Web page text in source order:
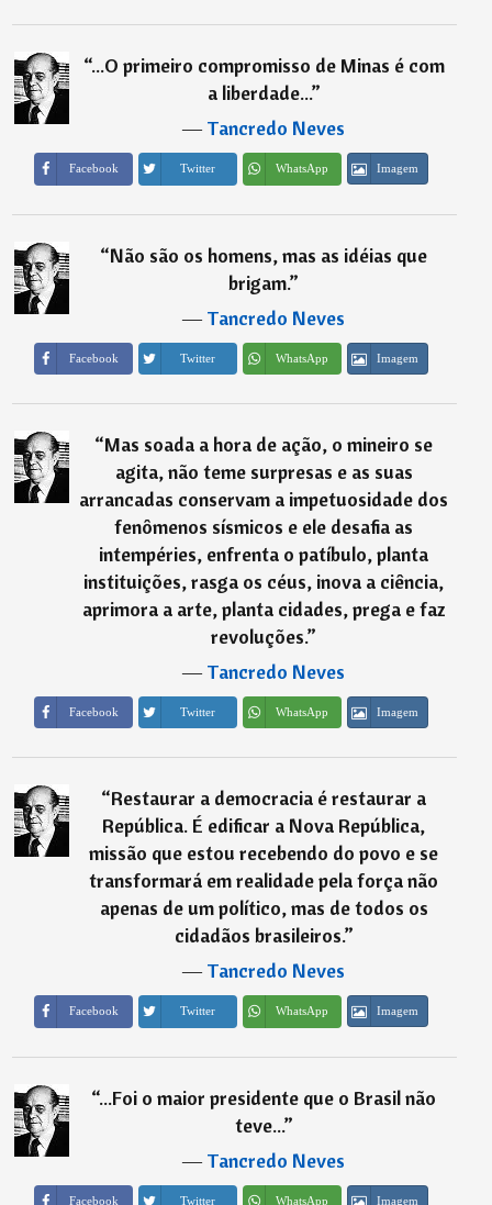
“...O primeiro compromisso de Minas é com
a liberdade...”
―Tancredo Neves
Facebook Twitter WhatsApp Imagem
“Não são os homens, mas as idéias que
brigam.”
―Tancredo Neves
Facebook Twitter WhatsApp Imagem
“Mas soada a hora de ação, o mineiro se
agita, não teme surpresas e as suas
arrancadas conservam a impetuosidade dos
fenômenos sísmicos e ele desafia as
intempéries, enfrenta o patíbulo, planta
instituições, rasga os céus, inova a ciência,
aprimora a arte, planta cidades, prega e faz
revoluções.”
―Tancredo Neves
Facebook Twitter WhatsApp Imagem
“Restaurar a democracia é restaurar a
República. É edificar a Nova República,
missão que estou recebendo do povo e se
transformará em realidade pela força não
apenas de um político, mas de todos os
cidadãos brasileiros.”
―Tancredo Neves
Facebook Twitter WhatsApp Imagem
“...Foi o maior presidente que o Brasil não
teve...”
―Tancredo Neves
Facebook Twitter WhatsApp Imagem